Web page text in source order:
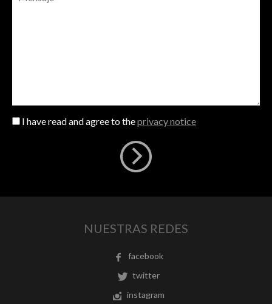
I have read and agree to theprivacy notice
NUESTRAS REDES
facebook
twitter
instagram